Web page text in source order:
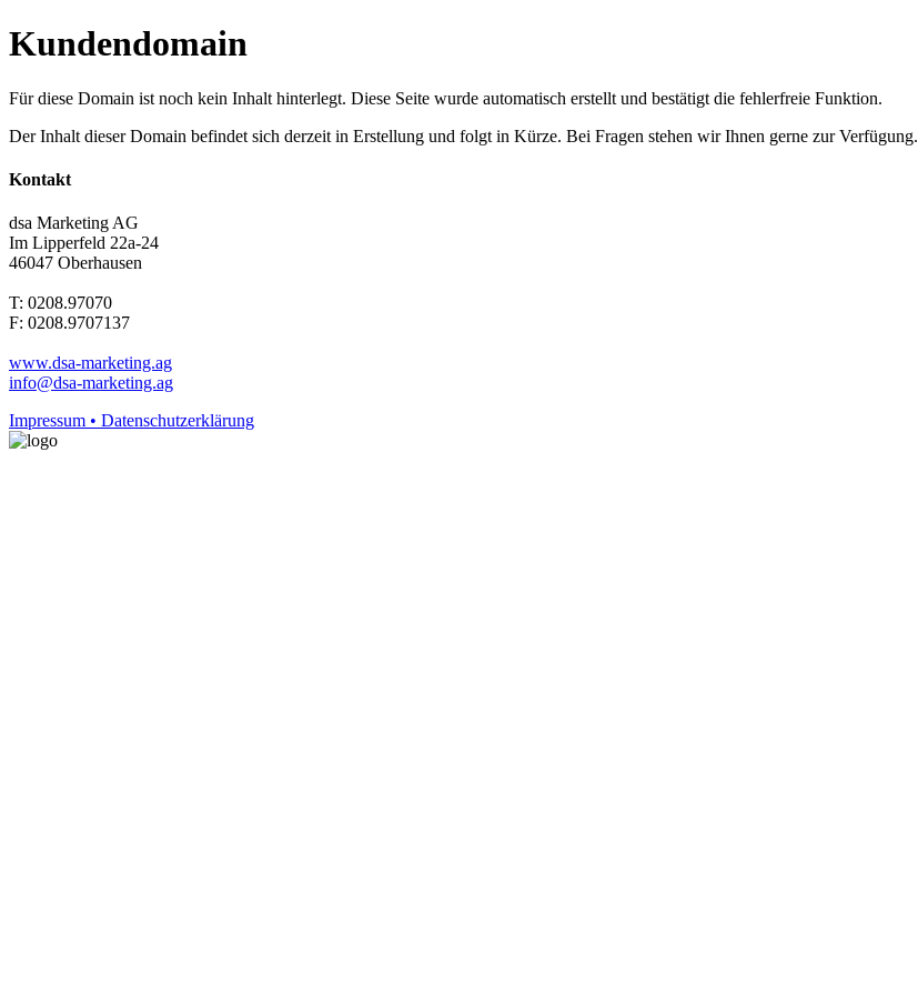
Kundendomain
Für diese Domain ist noch kein Inhalt hinterlegt. Diese Seite wurde automatisch erstellt und bestätigt die fehlerfreie Funktion.
Der Inhalt dieser Domain befindet sich derzeit in Erstellung und folgt in Kürze. Bei Fragen stehen wir Ihnen gerne zur Verfügung.
Kontakt
dsa Marketing AG
Im Lipperfeld 22a-24
46047 Oberhausen
T: 0208.97070
F: 0208.9707137
www.dsa-marketing.ag
info@dsa-marketing.ag
Impressum • Datenschutzerklärung